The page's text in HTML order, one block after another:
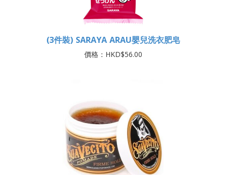
(3件裝) SARAYA ARAU嬰兒洗衣肥皂
價格：HKD$56.00